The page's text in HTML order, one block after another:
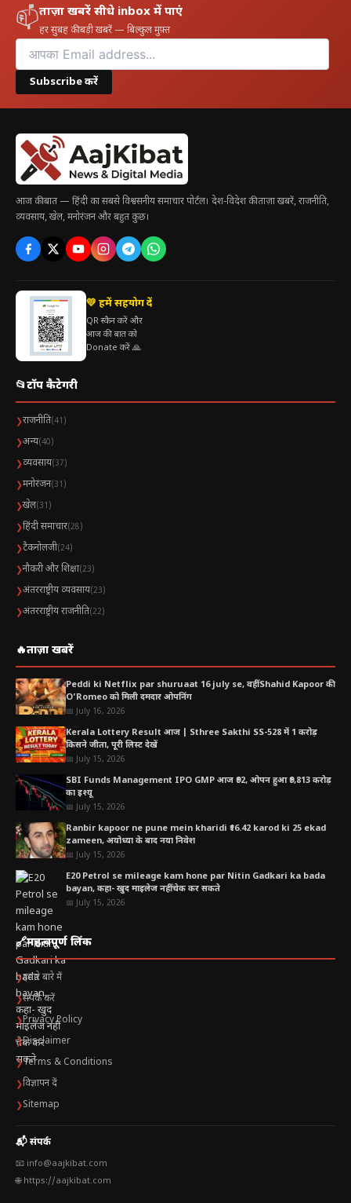
📫ताज़ा खबरें सीधे inbox में पाएं
हर सुबह की बड़ी खबरें — बिल्कुल मुफ़्त
Subscribe करें
आज की बात — हिंदी का सबसे विश्वसनीय समाचार पोर्टल। देश-विदेश की ताज़ा खबरें, राजनीति,
व्यवसाय, खेल, मनोरंजन और बहुत कुछ।
💛 हमें सहयोग दें
QR स्कैन करें और
आज की बात को
Donate करें 🙏
📂टॉप कैटेगरी
❯राजनीति(41)
❯अन्य(40)
❯व्यवसाय(37)
❯मनोरंजन(31)
❯खेल(31)
❯हिंदी समाचार(28)
❯टैकनोलजी(24)
❯नौकरी और शिक्षा(23)
❯अंतरराष्ट्रीय व्यवसाय(23)
❯अंतरराष्ट्रीय राजनीति(22)
🔥ताज़ा खबरें
Peddi ki Netflix par shuruaat 16 july se, वहीं Shahid Kapoor की
O’Romeo को मिली दमदार ओपनिंग
📅 July 16, 2026
Kerala Lottery Result आज | Sthree Sakthi SS-528 में 1 करोड़
किसने जीता, पूरी लिस्ट देखें
📅 July 15, 2026
SBI Funds Management IPO GMP आज ₹92, ओपन हुआ ₹9,813 करोड़
का इश्यू
📅 July 15, 2026
Ranbir kapoor ne pune mein kharidi ₹16.42 karod ki 25 ekad
zameen, अयोध्या के बाद नया निवेश
📅 July 15, 2026
E20 Petrol se mileage kam hone par Nitin Gadkari ka bada
bayan, कहा- खुद माइलेज नहीं चेक कर सकते
📅 July 15, 2026
🔗महत्वपूर्ण लिंक
❯हमारे बारे में
❯संपर्क करें
❯Privacy Policy
❯Disclaimer
❯Terms & Conditions
❯विज्ञापन दें
❯Sitemap
📬 संपर्क
📧 info@aajkibat.com
🌐 https://aajkibat.com